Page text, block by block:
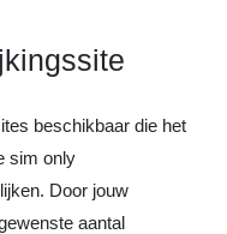
beschikbaar die het
sim only
Door jouw
aantal